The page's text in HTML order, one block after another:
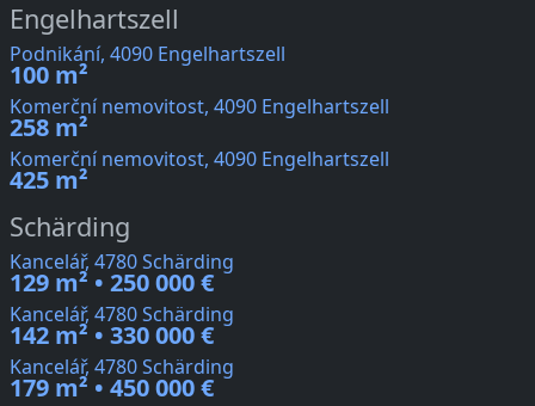
Engelhartszell
Podnikání, 4090 Engelhartszell
100 m²
Komerční nemovitost, 4090 Engelhartszell
258 m²
Komerční nemovitost, 4090 Engelhartszell
425 m²
Schärding
Kancelář, 4780 Schärding
129 m² • 250 000 €
Kancelář, 4780 Schärding
142 m² • 330 000 €
Kancelář, 4780 Schärding
179 m² • 450 000 €